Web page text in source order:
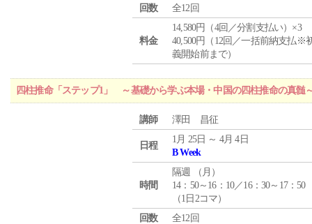
回数 全12回
料金
14,580円（4回／分割支払い）×3
40,500円（12回／一括前納支払※
義開始前まで）
四柱推命「ステップ1」 ～基礎から学ぶ本場・中国の四柱推命の真髄
講師 澤田 昌征
日程
1月 25日 ～ 4月 4日
B Week
時間
隔週 （ 月 ）
14：50～16：10／16：30～17：50
（1日2コマ）
回数
全12回